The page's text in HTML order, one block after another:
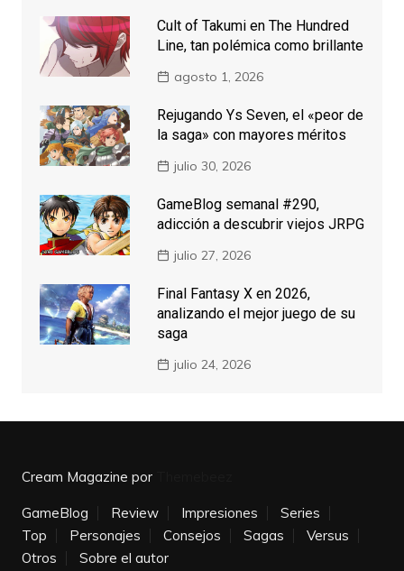
Cult of Takumi en The Hundred
Line, tan polémica como brillante
agosto 1, 2026
Rejugando Ys Seven, el «peor de
la saga» con mayores méritos
julio 30, 2026
GameBlog semanal #290,
adicción a descubrir viejos JRPG
julio 27, 2026
Final Fantasy X en 2026,
analizando el mejor juego de su
saga
julio 24, 2026
Cream Magazine por
GameBlog Review Impresiones
Series
Top
Personajes Consejos Sagas
Versus
Otros
Sobre el autor